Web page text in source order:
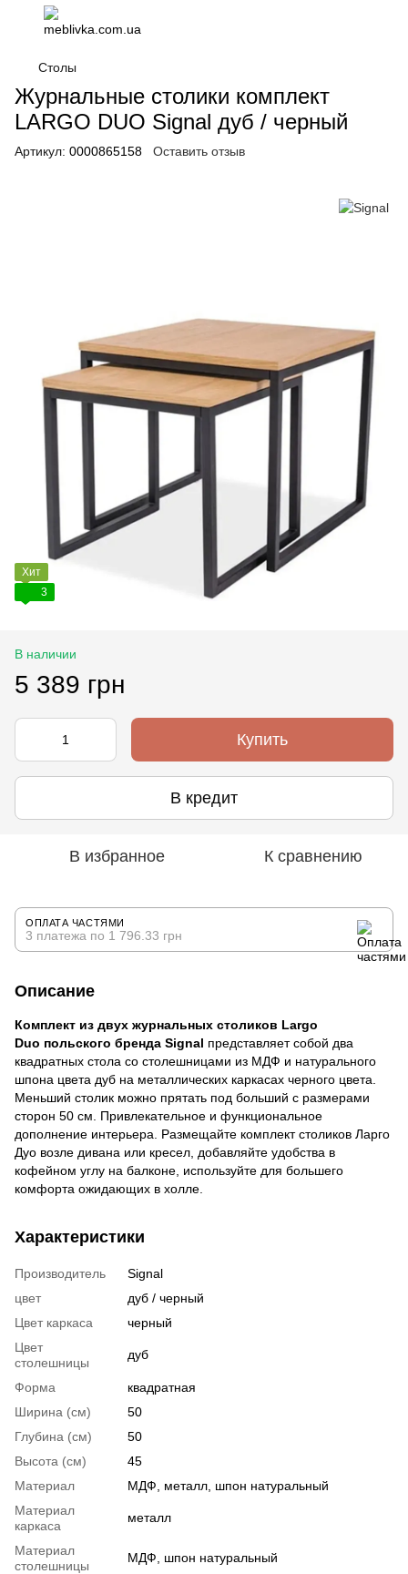
Столы
Журнальные столики комплект
LARGO DUO Signal дуб / черный
Артикул: 0000865158 Оставить отзыв
Хит
3
В наличии
5 389 грн
Купить
В кредит
В избранное К сравнению
ОПЛАТА ЧАСТЯМИ
3 платежа по 1 796.33 грн
Описание
Комплект из двух журнальных столиков Largo
Duo польского бренда Signal представляет собой два
квадратных стола со столешницами из МДФ и натурального
шпона цвета дуб на металлических каркасах черного цвета.
Меньший столик можно прятать под больший с размерами
сторон 50 см. Привлекательное и функциональное
дополнение интерьера. Размещайте комплект столиков Ларго
Дуо возле дивана или кресел, добавляйте удобства в
кофейном углу на балконе, используйте для большего
комфорта ожидающих в холле.
Характеристики
Производитель
Signal
цвет
дуб / черный
Цвет каркаса
черный
Цвет
столешницы
дуб
Форма
квадратная
Ширина (см)
50
Глубина (см)
50
Высота (см)
45
Материал
МДФ, металл, шпон натуральный
Материал
каркаса
металл
Материал
столешницы
МДФ, шпон натуральный